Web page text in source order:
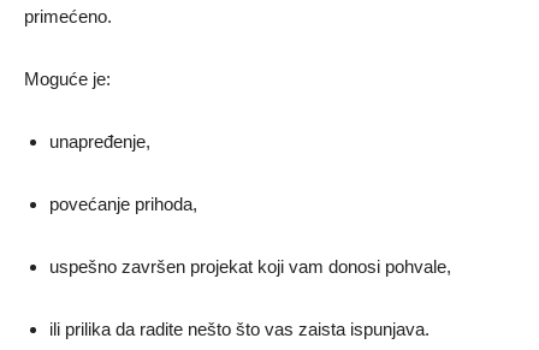
primećeno.
Moguće je:
unapređenje,
povećanje prihoda,
uspešno završen projekat koji vam donosi pohvale,
ili prilika da radite nešto što vas zaista ispunjava.